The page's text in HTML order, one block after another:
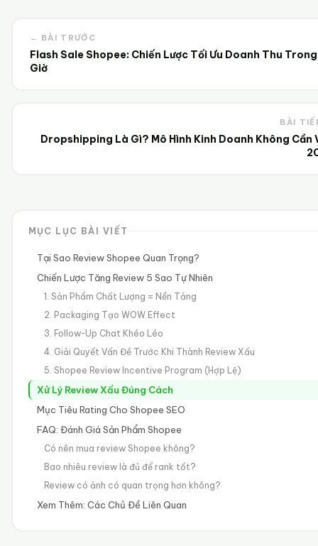
← BÀI TRƯỚC
Flash Sale Shopee: Chiến Lược Tối Ưu Doanh Thu
Giờ
BÀI
Dropshipping Là Gì? Mô Hình Kinh Doanh Không Cần
MỤC LỤC BÀI VIẾT
Tại Sao Review Shopee Quan Trọng?
Chiến Lược Tăng Review 5 Sao Tự Nhiên
1. Sản Phẩm Chất Lượng = Nền Tảng
2. Packaging Tạo WOW Effect
3. Follow-Up Chat Khéo Léo
4. Giải Quyết Vấn Đề Trước Khi Thành Review Xấu
5. Shopee Review Incentive Program (Hợp Lệ)
Xử Lý Review Xấu Đúng Cách
Mục Tiêu Rating Cho Shopee SEO
FAQ: Đánh Giá Sản Phẩm Shopee
Có nên mua review Shopee không?
Bao nhiêu review là đủ để rank tốt?
Review có ảnh có quan trọng hơn không?
Xem Thêm: Các Chủ Đề Liên Quan